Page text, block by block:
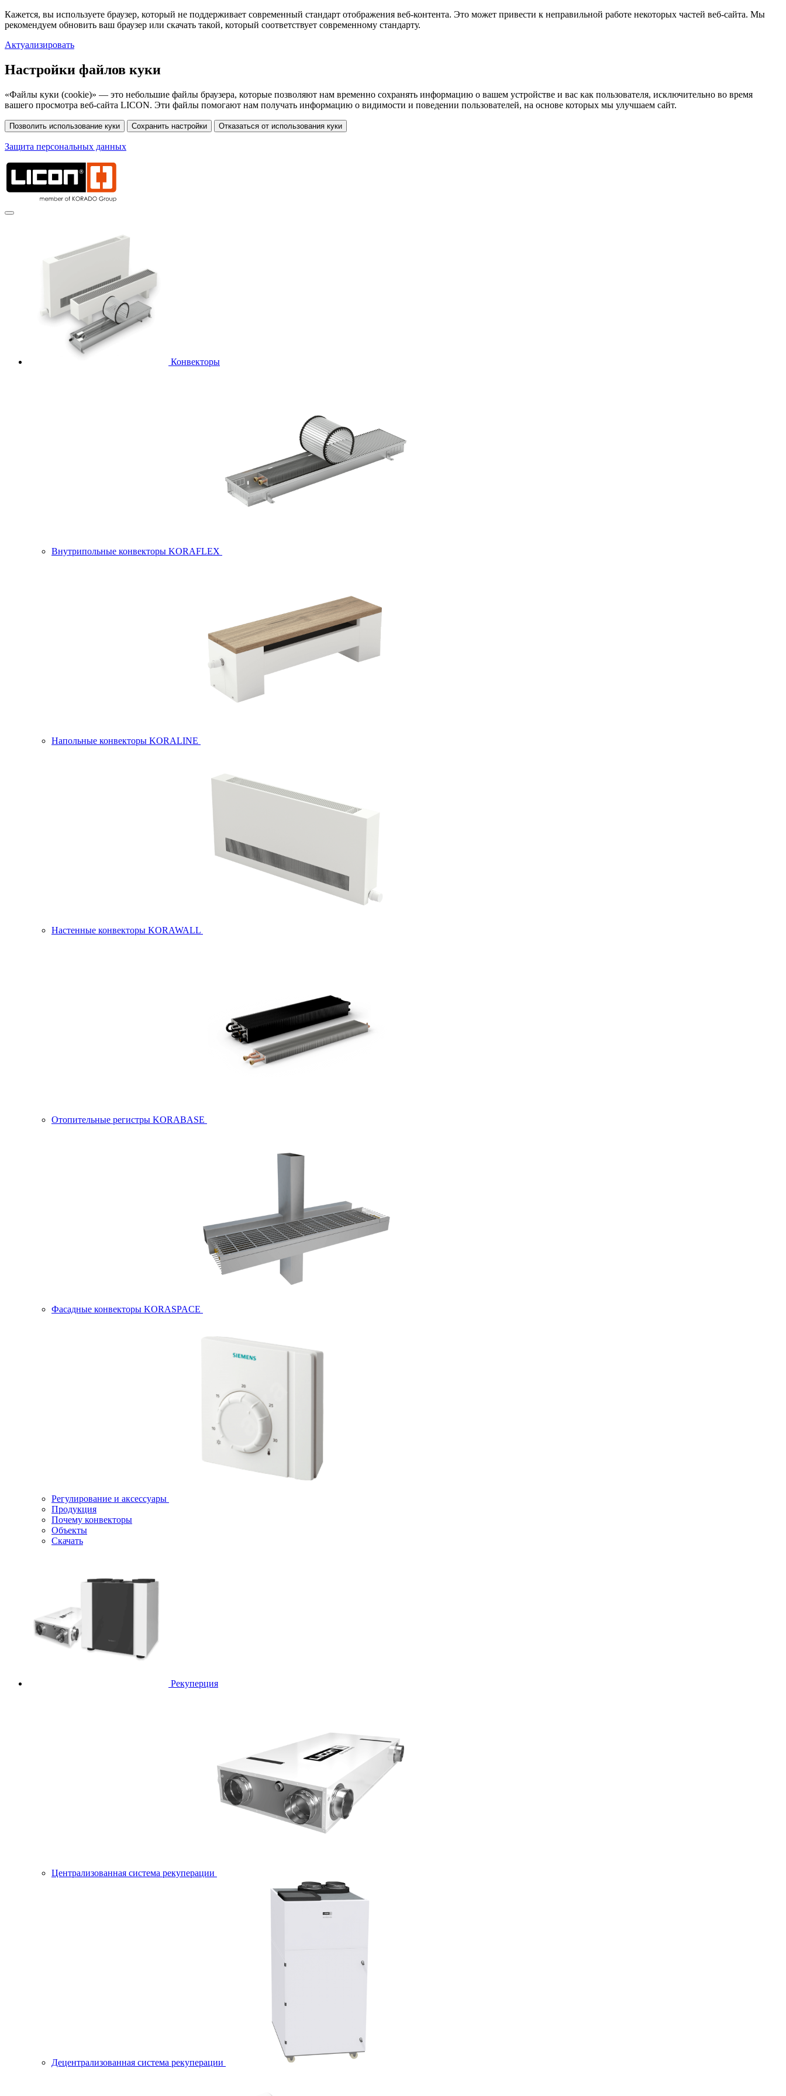
Кажется, вы используете браузер, который не поддерживает современный стандарт отображения веб-контента. Это может привести к неправильной работе некоторых частей веб-сайта. Мы
рекомендуем обновить ваш браузер или скачать такой, который соответствует современному стандарту.
Актуализировать
Настройки файлов куки
«Файлы куки (cookie)» — это небольшие файлы браузера, которые позволяют нам временно сохранять информацию о вашем устройстве и вас как пользователя, исключительно во время
вашего просмотра веб-сайта LICON. Эти файлы помогают нам получать информацию о видимости и поведении пользователей, на основе которых мы улучшаем сайт.
Защита персональных данных
Конвекторы
Внутрипольные конвекторы KORAFLEX
Напольные конвекторы KORALINE
Настенные конвекторы KORAWALL
Отопительные регистры KORABASE
Фасадные конвекторы KORASPACE
Регулирование и аксессуары
Продукция
Почему конвекторы
Объекты
Скачать
Рекуперция
Централизованная система рекуперации
Децентрализованная система рекуперации